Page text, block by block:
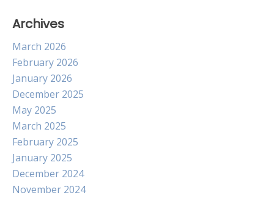
Archives
March 2026
February 2026
January 2026
December 2025
May 2025
March 2025
February 2025
January 2025
December 2024
November 2024